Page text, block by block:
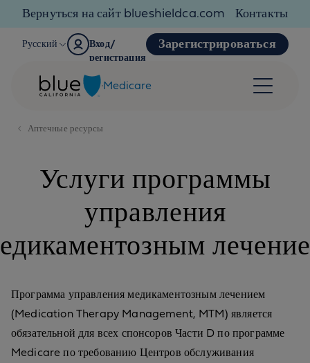
Skip to content
Вернуться на сайт blueshieldca.com Контакты
Русский
Вход/
регистрация
Зарегистрироваться
Medicare
Аптечные ресурсы
Услуги программы
управления
Программа управления медикаментозным лечением
(Medication Therapy Management, MTM) является
обязательной для всех спонсоров Части D по программе
Medicare по требованию Центров обслуживания